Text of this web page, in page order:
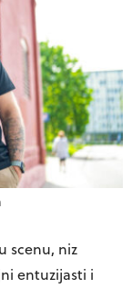
scenu, niz
entuzijasti i